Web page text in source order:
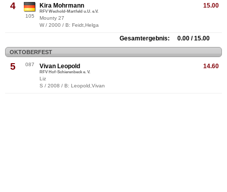
4
105
15.00
Kira Mohrmann
RFV Wechold-Martfeld u.U. e.V.
Mounty 27
W / 2000 / B: Feidt,Helga
Gesamtergebnis: 0.00 / 15.00
OKTOBERFEST
5 087 14.60
Vivan Leopold
RFV Hof-Schierenbeck e. V.
Liz
S / 2008 / B: Leopold,Vivan